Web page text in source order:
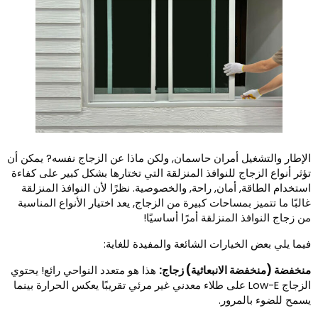
والتشغيل أمران حاسمان, ولكن ماذا عن الزجاج نفسه? يمكن أن
أنواع الزجاج للنوافذ المنزلقة التي تختارها بشكل كبير على كفاءة
الطاقة, أمان, راحة, والخصوصية. نظرًا لأن النوافذ المنزلقة
ما تتميز بمساحات كبيرة من الزجاج, يعد اختيار الأنواع المناسبة
زجاج النوافذ المنزلقة أمرًا أساسيًا!
يلي بعض الخيارات الشائعة والمفيدة للغاية:
(منخفضة الانبعاثية) زجاج:هذا هو متعدد النواحي رائع! يحتوي
الزجاج Low-E على طلاء معدني غير مرئي تقريبًا يعكس الحرارة بينما
للضوء بالمرور.